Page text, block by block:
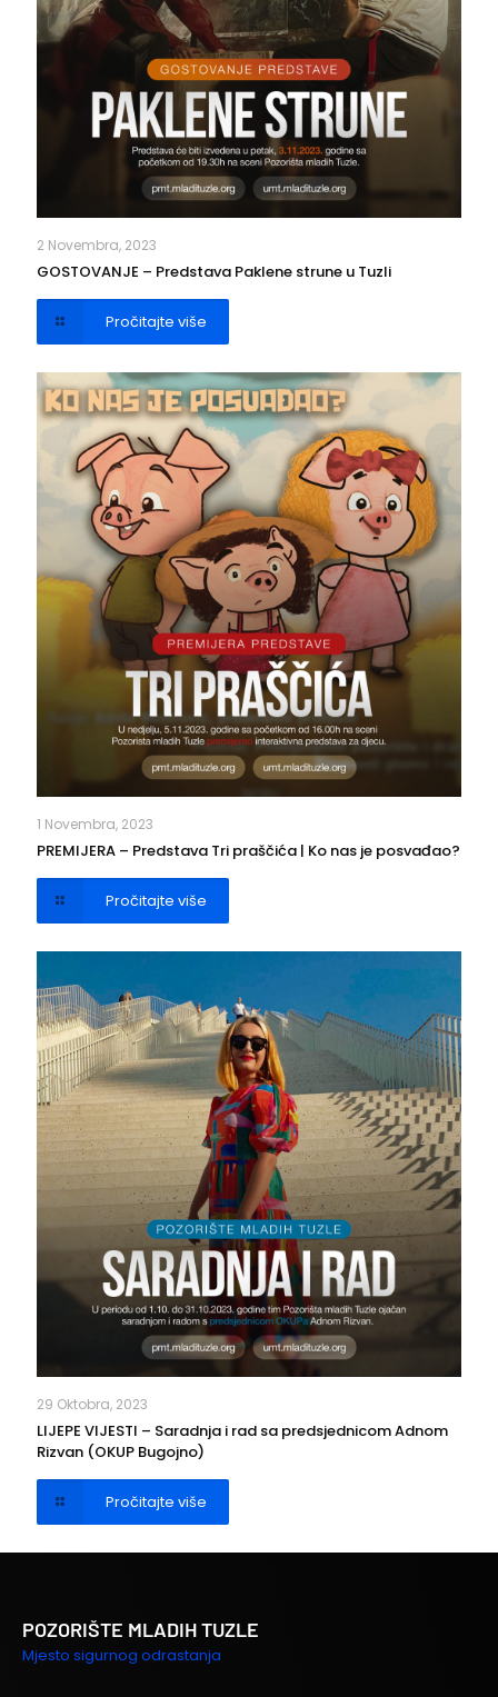
2 Novembra, 2023
GOSTOVANJE – Predstava Paklene strune u Tuzli
Pročitajte više
1 Novembra, 2023
PREMIJERA – Predstava Tri praščića | Ko nas je posvađao?
Pročitajte više
29 Oktobra, 2023
LIJEPE VIJESTI – Saradnja i rad sa predsjednicom Adnom
Rizvan (OKUP Bugojno)
Pročitajte više
POZORIŠTE MLADIH TUZLE
Mjesto sigurnog odrastanja